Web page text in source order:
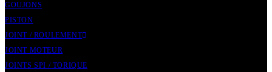
GOUJONS
PISTON
JOINT / ROULEMENT
JOINT MOTEUR
JOINTS SPI / TORIQUE